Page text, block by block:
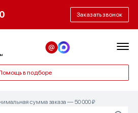
Заказать звонок
в подборе
сумма заказа — 50 000 ₽